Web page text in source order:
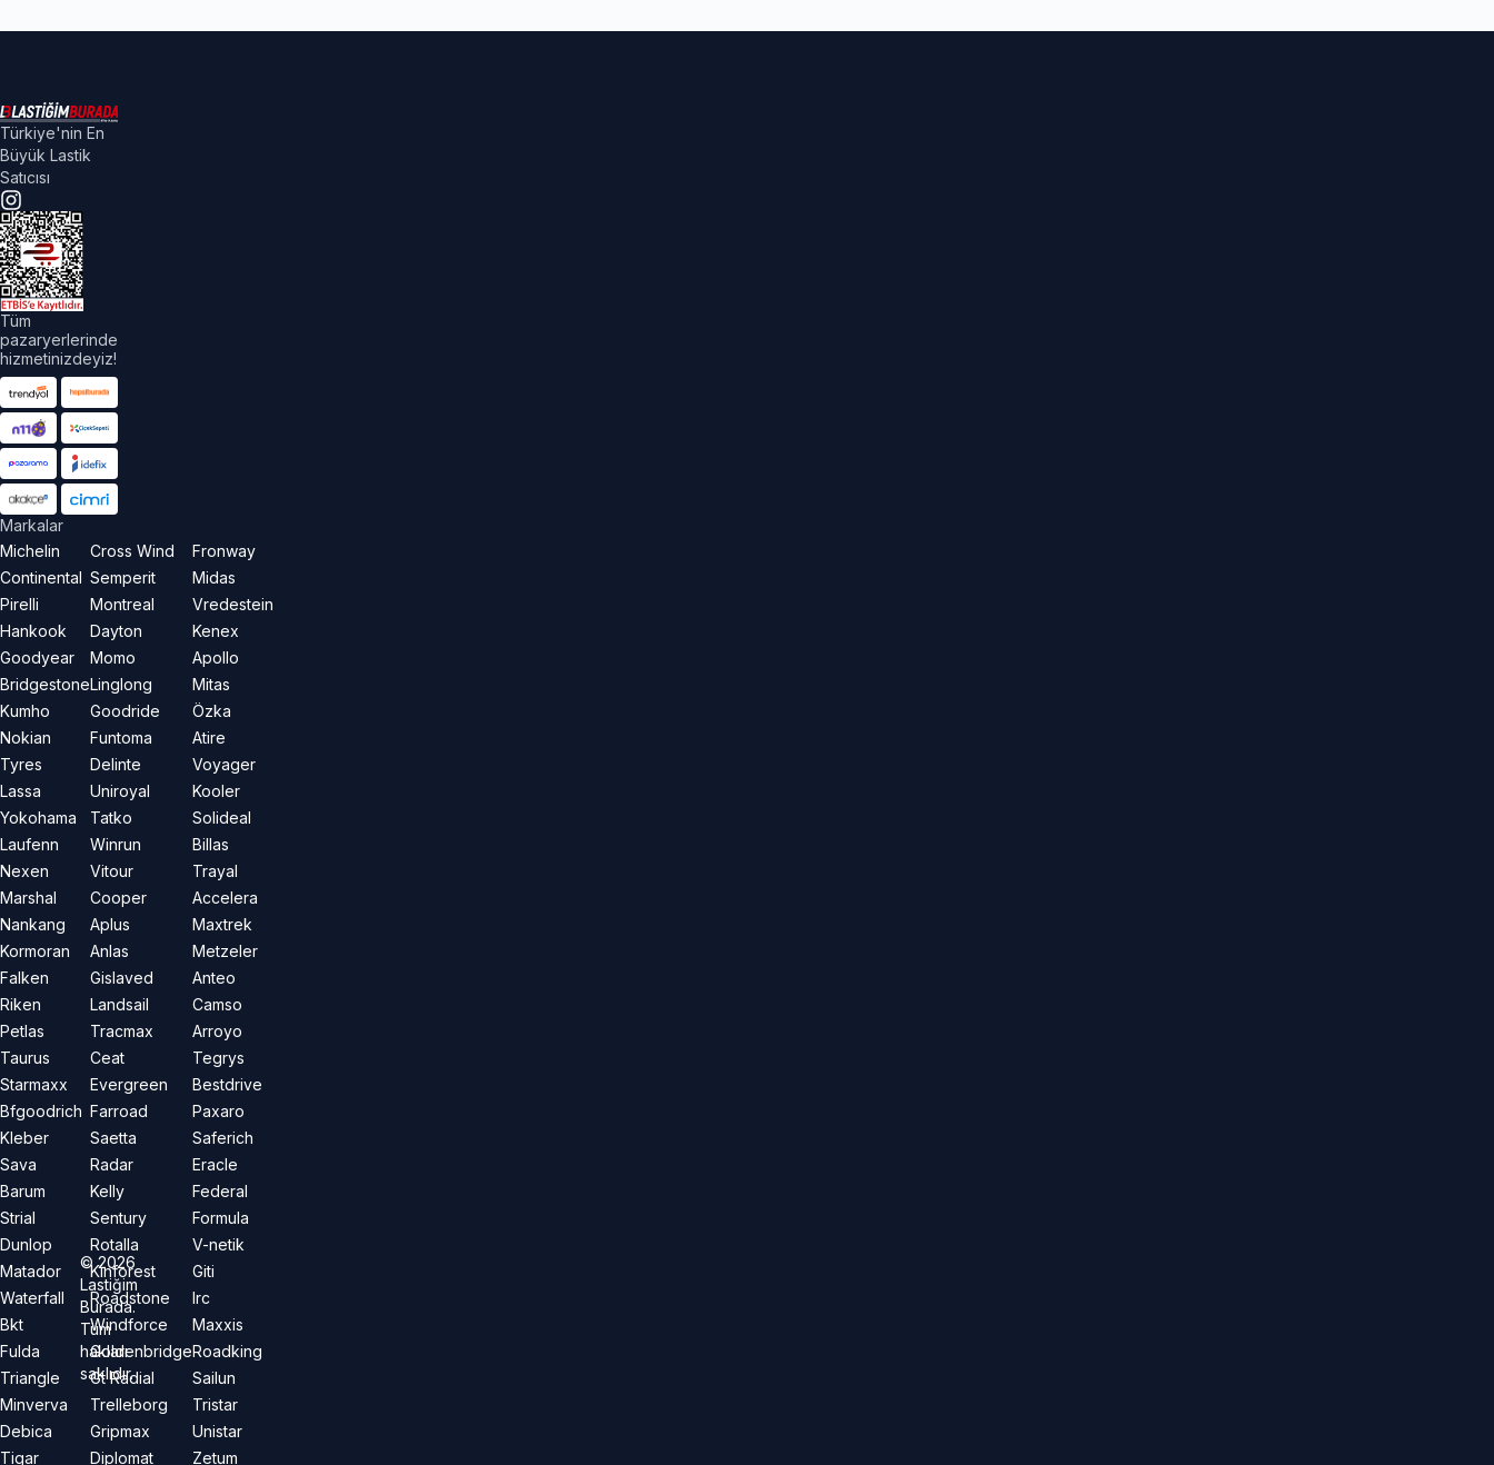
Türkiye'nin En
Büyük Lastik
Satıcısı
Tüm
pazaryerlerinde
hizmetinizdeyiz!
Markalar
Michelin
Continental
Pirelli
Hankook
Goodyear
Bridgestone
Kumho
Nokian
Tyres
Lassa
Yokohama
Laufenn
Nexen
Marshal
Nankang
Kormoran
Falken
Riken
Petlas
Taurus
Starmaxx
Bfgoodrich
Kleber
Sava
Barum
Strial
Dunlop
Matador
Waterfall
Bkt
Fulda
Triangle
Minverva
Debica
Tigar
Cross Wind
Semperit
Montreal
Dayton
Momo
Linglong
Goodride
Funtoma
Delinte
Uniroyal
Tatko
Winrun
Vitour
Cooper
Aplus
Anlas
Gislaved
Landsail
Tracmax
Ceat
Evergreen
Farroad
Saetta
Radar
Kelly
Sentury
Rotalla
Kinforest
Roadstone
Windforce
Goldenbridge
Gt Radial
Trelleborg
Gripmax
Diplomat
Fronway
Midas
Vredestein
Kenex
Apollo
Mitas
Özka
Atire
Voyager
Kooler
Solideal
Billas
Trayal
Accelera
Maxtrek
Metzeler
Anteo
Camso
Arroyo
Tegrys
Bestdrive
Paxaro
Saferich
Eracle
Federal
Formula
V-netik
Giti
Irc
Maxxis
Roadking
Sailun
Tristar
Unistar
Zetum
©2026
Lastiğim
Burada.
Tüm
hakları
saklıdır.